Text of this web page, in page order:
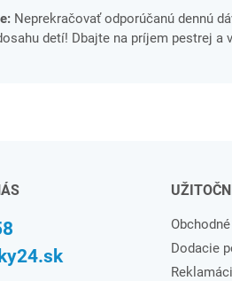
Neprekračovať odporúčanú dennú
detí! Dbajte na príjem pestrej a
Dodacie